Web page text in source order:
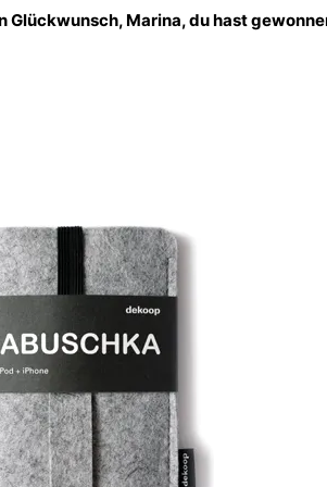
Glückwunsch, Marina, du hast